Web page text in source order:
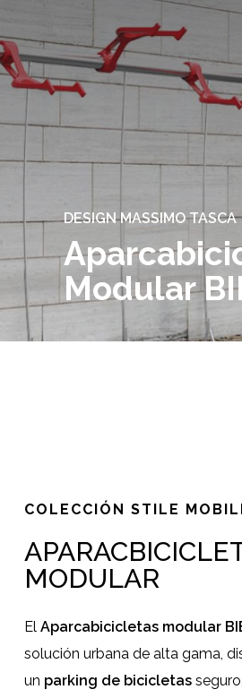
DESIGN MASSIMO TASCA
Modular
COLECCIÓN STILE
MODULAR
El Aparcabicicletas modular
solución urbana de alta gama,
un parking de bicicletas